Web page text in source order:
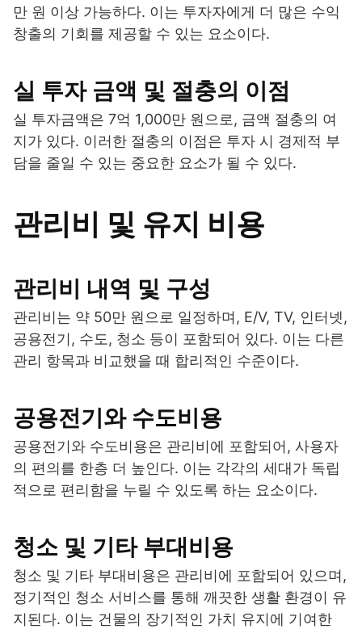
만 원 이상 가능하다. 이는 투자자에게 더 많은 수익
창출의 기회를 제공할 수 있는 요소이다.
실 투자 금액 및 절충의 이점
실 투자금액은 7억 1,000만 원으로, 금액 절충의 여
지가 있다. 이러한 절충의 이점은 투자 시 경제적 부
담을 줄일 수 있는 중요한 요소가 될 수 있다.
관리비 및 유지 비용
관리비 내역 및 구성
관리비는 약 50만 원으로 일정하며, E/V, TV, 인터넷,
공용전기, 수도, 청소 등이 포함되어 있다. 이는 다른
관리 항목과 비교했을 때 합리적인 수준이다.
공용전기와 수도비용
공용전기와 수도비용은 관리비에 포함되어, 사용자
의 편의를 한층 더 높인다. 이는 각각의 세대가 독립
적으로 편리함을 누릴 수 있도록 하는 요소이다.
청소 및 기타 부대비용
청소 및 기타 부대비용은 관리비에 포함되어 있으며,
정기적인 청소 서비스를 통해 깨끗한 생활 환경이 유
지된다. 이는 건물의 장기적인 가치 유지에 기여한